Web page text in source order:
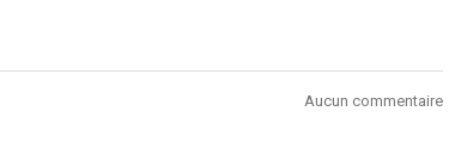
Aucun commentaire